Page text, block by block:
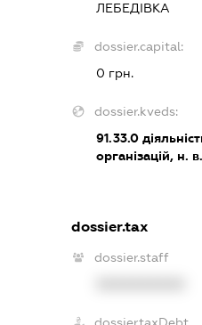
ЛЕБЕДІВКА
dossier.capital:
0 грн.
dossier.kveds:
91.33.0
організацій, н. в.
dossier.tax
dossier.staff